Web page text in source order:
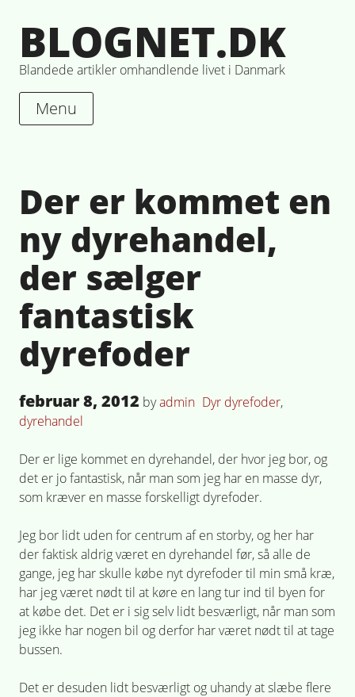
to
content
BLOGNET.DK
Blandede artikler omhandlende livet i Danmark
Menu
Der er kommet en
ny dyrehandel,
der sælger
fantastisk
dyrefoder
Posted
on
februar 8, 2012 byadmin Posted
DyrTagged
dyrefoder,
dyrehandel
Der er lige kommet en dyrehandel, der hvor jeg bor, og
det er jo fantastisk, når man som jeg har en masse dyr,
som kræver en masse forskelligt dyrefoder.
Jeg bor lidt uden for centrum af en storby, og her har
der faktisk aldrig været en dyrehandel før, så alle de
gange, jeg har skulle købe nyt dyrefoder til min små kræ,
har jeg været nødt til at køre en lang tur ind til byen for
at købe det. Det er i sig selv lidt besværligt, når man som
jeg ikke har nogen bil og derfor har været nødt til at tage
bussen.
Det er desuden lidt besværligt og uhandy at slæbe flere